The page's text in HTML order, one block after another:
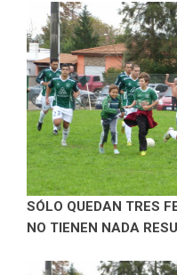
SÓLO QUEDAN TRES
NO TIENEN NADA